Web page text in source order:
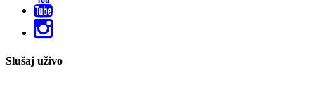
Slušaj uživo